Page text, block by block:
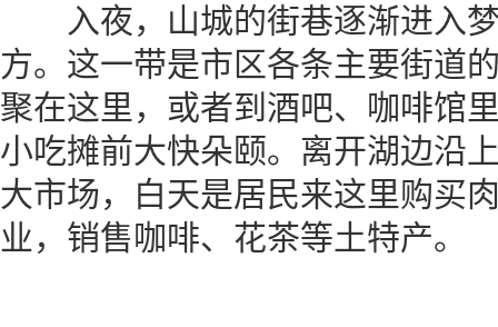
入夜，山城的街巷逐渐进入梦
方。这一带是市区各条主要街道
聚在这里，或者到酒吧、咖啡馆
小吃摊前大快朵颐。离开湖边沿
大市场，白天是居民来这里购买
业，销售咖啡、花茶等土特产。